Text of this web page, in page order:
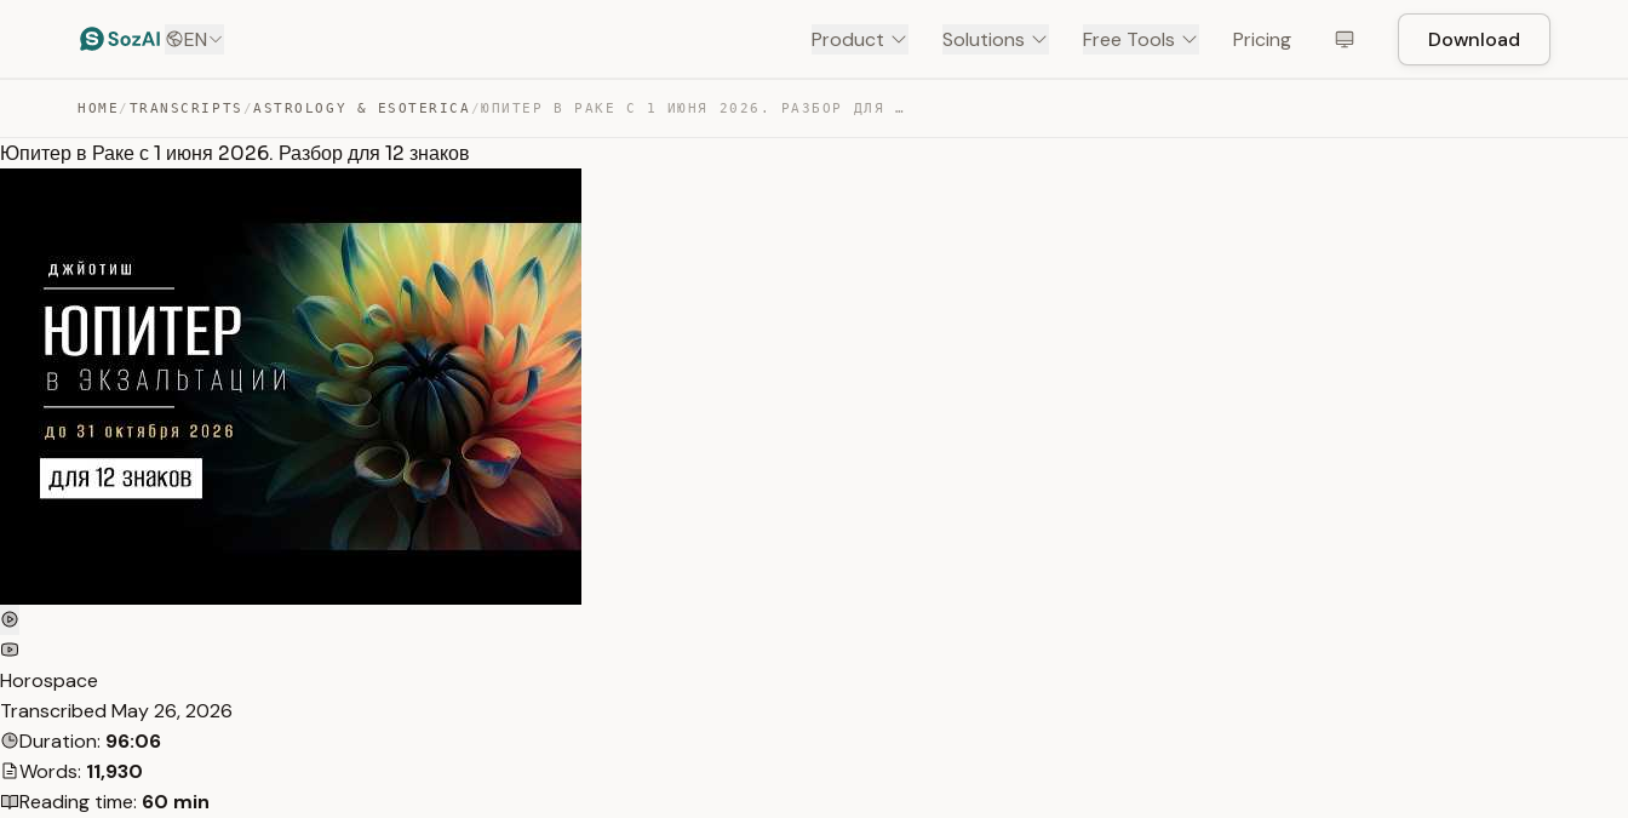
EN Product Solutions Free Tools Pricing Download
HOME / TRANSCRIPTS /ASTROLOGY & ESOTERICA / ЮПИТЕР В РАКЕ С 1 ИЮНЯ 2026. РАЗБОР ДЛЯ 12 ЗНАКОВ — TRANSCRIPT
Юпитер в Раке с 1 июня 2026. Разбор для 12 знаков
Horospace
Transcribed May 26, 2026
Duration: 96:06
Words: 11,930
Reading time: 60 min